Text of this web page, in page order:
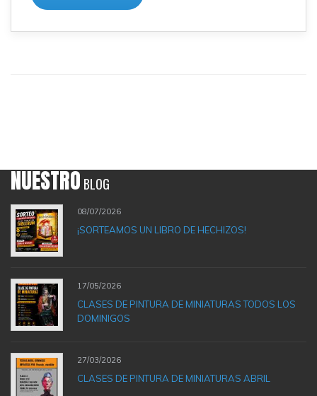
NUESTROBLOG
08/07/2026
¡SORTEAMOS UN LIBRO DE HECHIZOS!
17/05/2026
CLASES DE PINTURA DE MINIATURAS TODOS LOS
DOMINIGOS
27/03/2026
CLASES DE PINTURA DE MINIATURAS ABRIL